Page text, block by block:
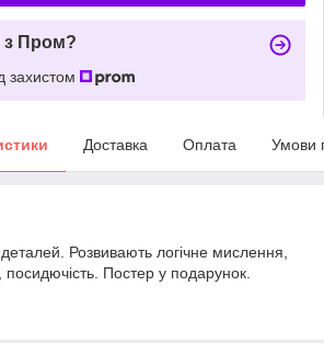
з Пром?
захистом
Доставка Оплата Умови
Розвивають логічне мислення,
посидючість. Постер у подарунок.